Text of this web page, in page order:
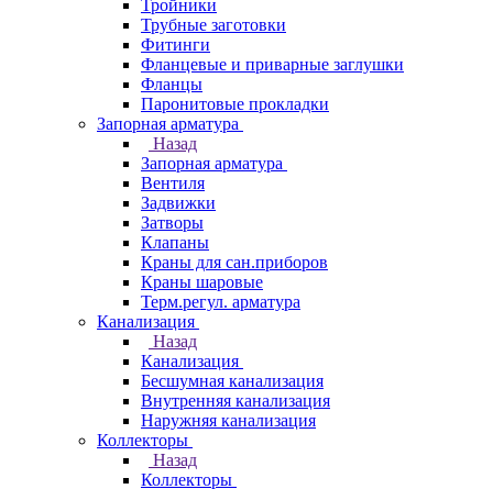
Тройники
Трубные заготовки
Фитинги
Фланцевые и приварные заглушки
Фланцы
Паронитовые прокладки
Запорная арматура
Назад
Запорная арматура
Вентиля
Задвижки
Затворы
Клапаны
Краны для сан.приборов
Краны шаровые
Терм.регул. арматура
Канализация
Назад
Канализация
Бесшумная канализация
Внутренняя канализация
Наружняя канализация
Коллекторы
Назад
Коллекторы